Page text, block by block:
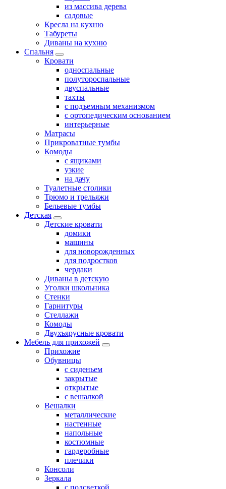
из массива дерева
садовые
Кресла на кухню
Табуреты
Диваны на кухню
Спальня
Кровати
односпальные
полутороспальные
двуспальные
тахты
с подъемным механизмом
с ортопедическим основанием
интерьерные
Матрасы
Прикроватные тумбы
Комоды
с ящиками
узкие
на дачу
Туалетные столики
Трюмо и трельяжи
Бельевые тумбы
Детская
Детские кровати
домики
машины
для новорожденных
для подростков
чердаки
Диваны в детскую
Уголки школьника
Стенки
Гарнитуры
Стеллажи
Комоды
Двухъярусные кровати
Мебель для прихожей
Прихожие
Обувницы
с сиденьем
закрытые
открытые
с вешалкой
Вешалки
металлические
настенные
напольные
костюмные
гардеробные
плечики
Консоли
Зеркала
с подсветкой